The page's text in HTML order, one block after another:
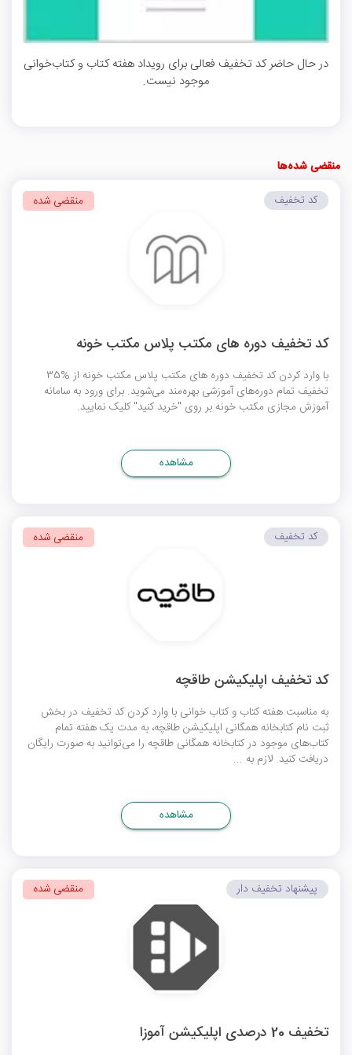
در حال حاضر کد تخفیف فعالی برای رویداد هفته کتاب و کتاب‌خوانی
موجود نیست.
منقضی شده‌ها
کد تخفیف دوره های مکتب پلاس مکتب خونه
با وارد کردن کد تخفیف دوره های مکتب پلاس مکتب خونه از %35
تخفیف تمام دوره‌های آموزشی بهره‌مند می‌شوید. برای ورود به سامانه
آموزش مجازی مکتب خونه بر روی "خرید کنید" کلیک نمایید.
کد تخفیف منقضی شده
مشاهده
کد تخفیف اپلیکیشن طاقچه
به مناسبت هفته کتاب و کتاب‌ خوانی با وارد کردن کد تخفیف در بخش
ثبت نام کتابخانه همگانی اپلیکیشن طاقچه، به مدت یک هفته تمام
کتاب‌های موجود در کتابخانه همگانی طاقچه را می‌توانید به صورت رایگان
دریافت کنید. لازم به ...
کد تخفیف منقضی شده
مشاهده
تخفیف 20 درصدی اپلیکیشن آموزا
پیشنهاد تخفیف دار منقضی شده